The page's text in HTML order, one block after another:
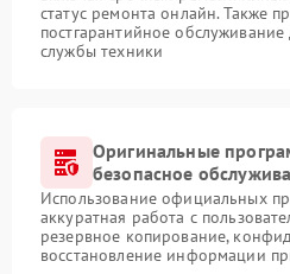
статус ремонта онлайн. Также
постгарантийное
службы техники
Оригинальные
безопасное
Использование официальных
аккуратная работа с
резервное копирование,
восстановление информации